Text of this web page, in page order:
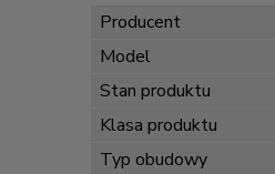
Producent
Model
Stan produktu
Klasa produktu
Typ obudowy